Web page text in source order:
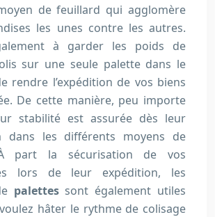
de feuillard qui agglomère
les unes contre les autres.
à garder les poids de
sur une seule palette dans le
rendre l’expédition de vos biens
De cette manière, peu importe
stabilité est assurée dès leur
dans les différents moyens de
part la sécurisation de vos
lors de leur expédition, les
palettessont également utiles
hâter le rythme de colisage